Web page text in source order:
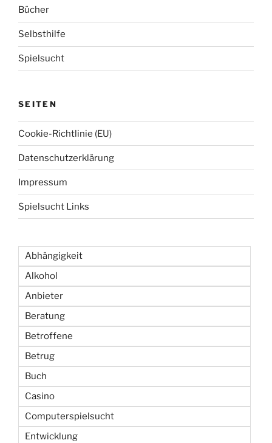
h
:
Bücher
Selbsthilfe
Spielsucht
SEITEN
Cookie-Richtlinie (EU)
Datenschutzerklärung
Impressum
Spielsucht Links
Abhängigkeit
Alkohol
Anbieter
Beratung
Betroffene
Betrug
Buch
Casino
Computerspielsucht
Entwicklung